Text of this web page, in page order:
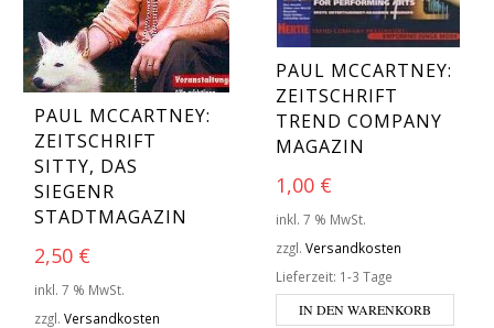
PAUL MCCARTNEY:
ZEITSCHRIFT
SITTY, DAS
SIEGENR
STADTMAGAZIN
2,50 €
inkl. 7 % MwSt.
zzgl. Versandkosten
PAUL MCCARTNEY:
ZEITSCHRIFT
TREND COMPANY
MAGAZIN
1,00 €
inkl. 7 % MwSt.
zzgl. Versandkosten
Lieferzeit: 1-3 Tage
IN DEN WARENKORB